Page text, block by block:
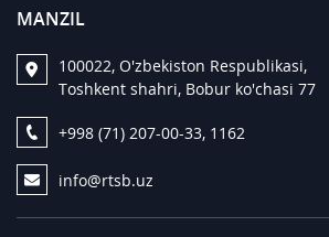
MANZIL
100022, O'zbekiston Respublikasi,
Toshkent shahri, Bobur ko'chasi 77
+998 (71) 207-00-33, 1162
info@rtsb.uz